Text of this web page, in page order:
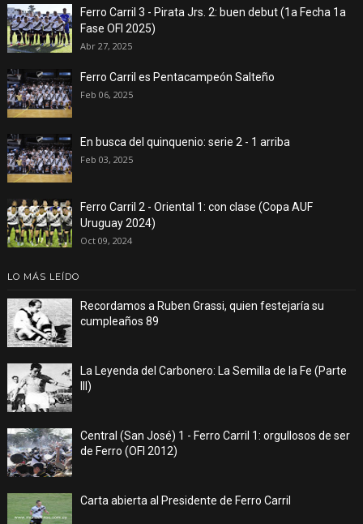
Ferro Carril 3 - Pirata Jrs. 2: buen debut (1a Fecha 1a
Fase OFI 2025)
Abr 27, 2025
Ferro Carril es Pentacampeón Salteño
Feb 06, 2025
En busca del quinquenio: serie 2 - 1 arriba
Feb 03, 2025
Ferro Carril 2 - Oriental 1: con clase (Copa AUF
Uruguay 2024)
Oct 09, 2024
LO MÁS LEÍDO
Recordamos a Ruben Grassi, quien festejaría su
cumpleaños 89
La Leyenda del Carbonero: La Semilla de la Fe (Parte
III)
Central (San José) 1 - Ferro Carril 1: orgullosos de ser
de Ferro (OFI 2012)
Carta abierta al Presidente de Ferro Carril